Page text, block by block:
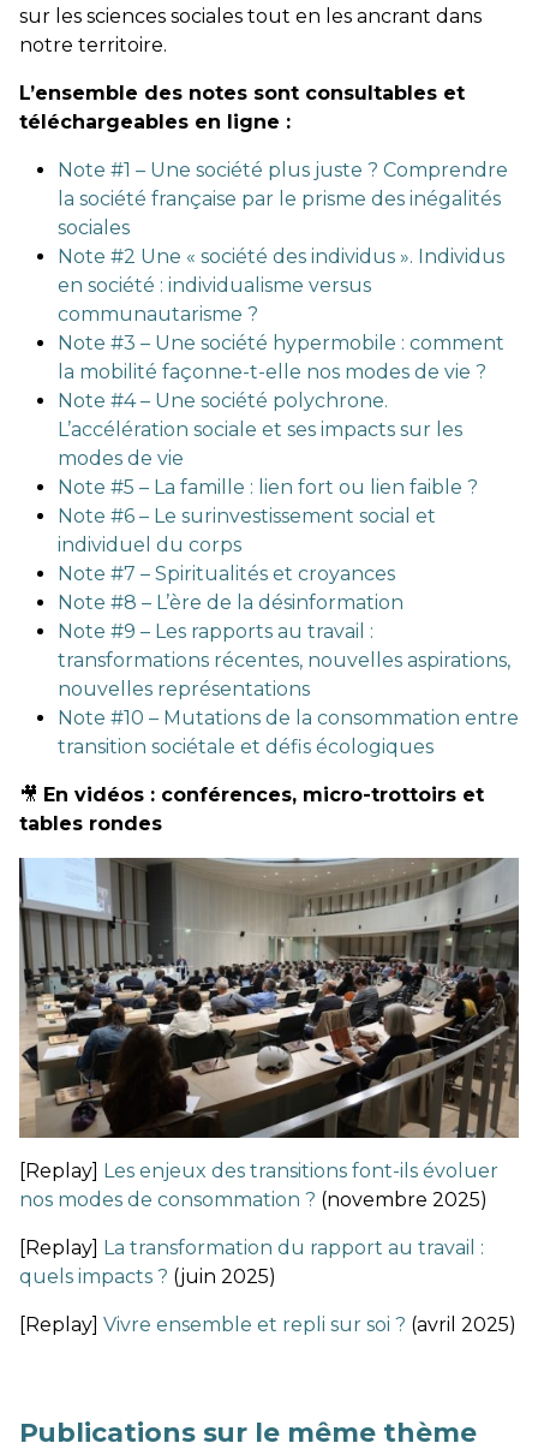
sur les sciences sociales tout en les ancrant dans
notre territoire.
L’ensemble des notes sont consultables et
téléchargeables en ligne :
Note #1 – Une société plus juste ? Comprendre
la société française par le prisme des inégalités
sociales
Note #2 Une « société des individus ». Individus
en société : individualisme versus
communautarisme ?
Note #3 – Une société hypermobile : comment
la mobilité façonne-t-elle nos modes de vie ?
Note #4 – Une société polychrone.
L’accélération sociale et ses impacts sur les
modes de vie
Note #5 – La famille : lien fort ou lien faible ?
Note #6 – Le surinvestissement social et
individuel du corps
Note #7 – Spiritualités et croyances
Note #8 – L’ère de la désinformation
Note #9 – Les rapports au travail :
transformations récentes, nouvelles aspirations,
nouvelles représentations
Note #10 – Mutations de la consommation entre
transition sociétale et défis écologiques
🎥 En vidéos : conférences, micro-trottoirs et
tables rondes
[Replay]
Les enjeux des transitions font-ils évoluer
nos modes de consommation ? (novembre 2025)
[Replay]
La transformation du rapport au travail :
quels impacts ? (juin 2025)
[Replay] Vivre ensemble et repli sur soi ? (avril 2025)
Publications sur le même thème